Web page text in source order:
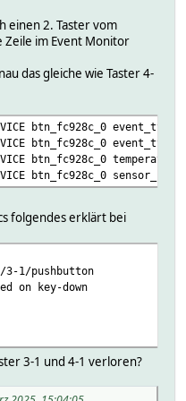
true
new_fw false
online true
0
pct 0
36568
50720
186
0.00
normal
false
true
open
true
0.00
input
stop
normal
serial 1
63.08
einen 2. Taster vom
Zeile im Event Monitor
das gleiche wie Taster 4-
btn_fc928c_0
btn_fc928c_0
btn_fc928c_0
btn_fc928c_0 sensor_1:
folgendes erklärt bei
1/pushbutton
on key-down
3-1 und 4-1 verloren?